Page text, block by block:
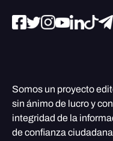
Somos un proyecto
sin ánimo de lucro y
integridad de la
de confianza